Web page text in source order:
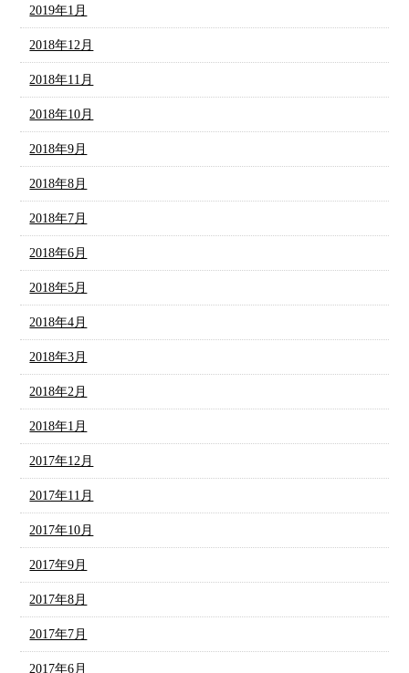
2019年1月
2018年12月
2018年11月
2018年10月
2018年9月
2018年8月
2018年7月
2018年6月
2018年5月
2018年4月
2018年3月
2018年2月
2018年1月
2017年12月
2017年11月
2017年10月
2017年9月
2017年8月
2017年7月
2017年6月